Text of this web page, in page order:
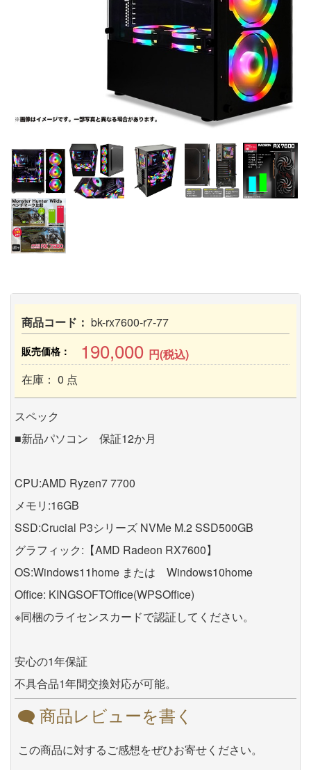
商品コード： bk-rx7600-r7-77
販売価格： 190,000 円(税込)
在庫： 0 点
スペック
■新品パソコン 保証12か月
CPU:AMD Ryzen7 7700
メモリ:16GB
SSD:Crucial P3シリーズ NVMe M.2 SSD500GB
グラフィック:【AMD Radeon RX7600】
OS:Windows11home または Windows10home
Office: KINGSOFTOffice(WPSOffice)
※同梱のライセンスカードで認証してください。
安心の1年保証
不具合品1年間交換対応が可能。
商品レビューを書く
この商品に対するご感想をぜひお寄せください。